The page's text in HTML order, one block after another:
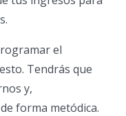
el
Tendrás que
y,
forma metódica.